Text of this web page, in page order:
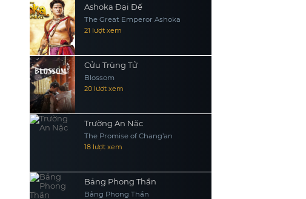
Ashoka Đại Đế
The Great Emperor Ashoka
21 lượt xem
Cửu Trùng Tử
Blossom
20 lượt xem
Trường An Nặc
The Promise of Chang’an
18 lượt xem
Bảng Phong Thần
Bảng Phong Thần